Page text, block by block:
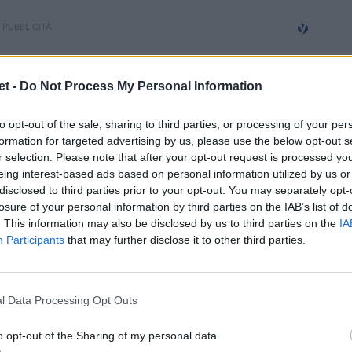
- Do Not Process My Personal Information
opt-out of the sale, sharing to third parties, or processing of your
for targeted advertising by us, please use the below opt-out
selection. Please note that after your opt-out request is processed
interest-based ads based on personal information utilized by us
to third parties prior to your opt-out. You may separately
of your personal information by third parties on the IAB’s list of
This information may also be disclosed by us to third parties on the
Participants that may further disclose it to other third parties.
Data Processing Opt Outs
opt-out of the Sharing of my personal data.
e i Wellington di Mitre10 Cup
ultimi episodi Bart scommette sul rugby
con noi 10 anni! Il tuo pallone
a soli 10€
26.04.2023 17:40